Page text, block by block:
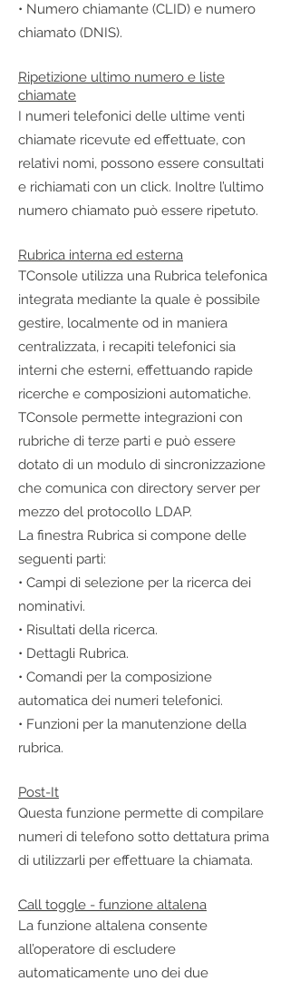
• Numero chiamante (CLID) e numero
chiamato (DNIS).
Ripetizione ultimo numero e liste
chiamate
I numeri telefonici delle ultime venti
chiamate ricevute ed effettuate, con
relativi nomi, possono essere consultati
e richiamati con un click. Inoltre l’ultimo
numero chiamato può essere ripetuto.
Rubrica interna ed esterna
TConsole utilizza una Rubrica telefonica
integrata mediante la quale è possibile
gestire, localmente od in maniera
centralizzata, i recapiti telefonici sia
interni che esterni, effettuando rapide
ricerche e composizioni automatiche.
TConsole permette integrazioni con
rubriche di terze parti e può essere
dotato di un modulo di sincronizzazione
che comunica con directory server per
mezzo del protocollo LDAP.
La finestra Rubrica si compone delle
seguenti parti:
• Campi di selezione per la ricerca dei
nominativi.
• Risultati della ricerca.
• Dettagli Rubrica.
• Comandi per la composizione
automatica dei numeri telefonici.
• Funzioni per la manutenzione della
rubrica.
Post-It
Questa funzione permette di compilare
numeri di telefono sotto dettatura prima
di utilizzarli per effettuare la chiamata.
Call toggle - funzione altalena
La funzione altalena consente
all’operatore di escludere
automaticamente uno dei due